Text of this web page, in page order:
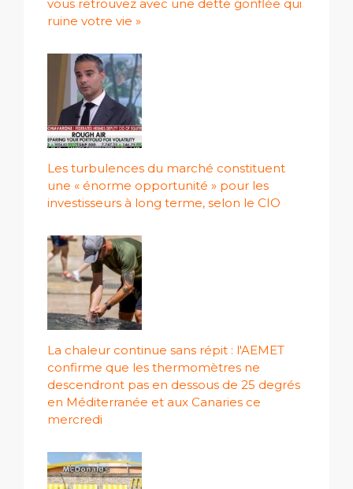
vous retrouvez avec une dette gonflée qui
ruine votre vie »
Les turbulences du marché constituent
une « énorme opportunité » pour les
investisseurs à long terme, selon le CIO
La chaleur continue sans répit : l'AEMET
confirme que les thermomètres ne
descendront pas en dessous de 25 degrés
en Méditerranée et aux Canaries ce
mercredi